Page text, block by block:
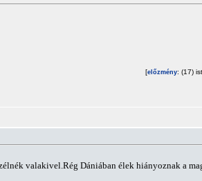
[előzmény: (17)
valakivel.Rég Dániában élek hiányoznak a